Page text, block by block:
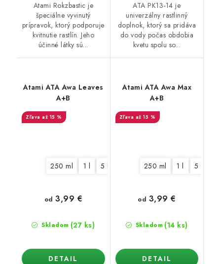
Atami Rokzbastic je
špeciálne vyvinutý
prípravok, ktorý podporuje
kvitnutie rastlín. Jeho
účinné látky sú...
ATA PK13-14 je
univerzálny rastlinný
doplnok, ktorý sa pridáva
do vody počas obdobia
kvetu spolu so...
Atami ATA Awa Leaves
A+B
až 15 %
250 ml 1 l 5 l
Skladom (27 ks)
od 3,99 €
DETAIL
Atami ATA Awa Max
A+B
až 15 %
250 ml 1 l 5 l
Skladom (14 ks)
od 3,99 €
DETAIL